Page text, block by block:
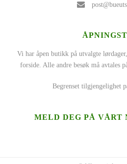
Vi har åpen butikk på utvalgte
forside. Alle andre besøk må avtales
Begrenset tilgjengelighet
MELD DEG PÅ VÅRT